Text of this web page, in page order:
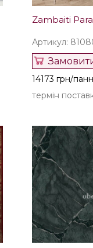
Zambaiti
Артикул:
14173 грн/
термін